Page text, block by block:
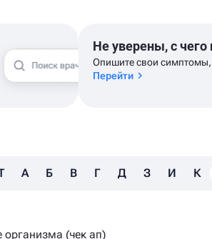
Не уверены, с чего
Опишите свои
Перейти
А Б В Г Д З И К
(чек ап)